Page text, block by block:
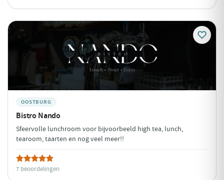
OOSTBURG
Bistro Nando
Sfeervolle lunchroom voor bijvoorbeeld high tea, lunch,
tearoom, taarten en nog veel meer!!
7 beoordelingen